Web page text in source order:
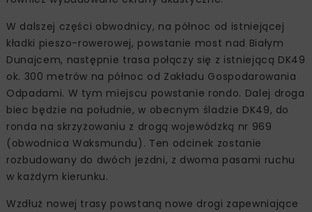
W dalszej części obwodnicy, na północ od istniejącej
kładki pieszo-rowerowej, powstanie most nad Białym
Dunajcem, następnie trasa połączy się z istniejącą DK49
ok. 300 metrów na północ od Zakładu Gospodarowania
Odpadami. W tym miejscu powstanie rondo. Dalej droga
biec będzie na południe, w obecnym śladzie DK49, do
ronda na skrzyżowaniu z drogą wojewódzką nr 969
(obwodnica Waksmundu). Ten odcinek zostanie
rozbudowany do dwóch jezdni, z dwoma pasami ruchu
w każdym kierunku.
Wzdłuż nowej trasy powstaną nowe drogi zapewniające